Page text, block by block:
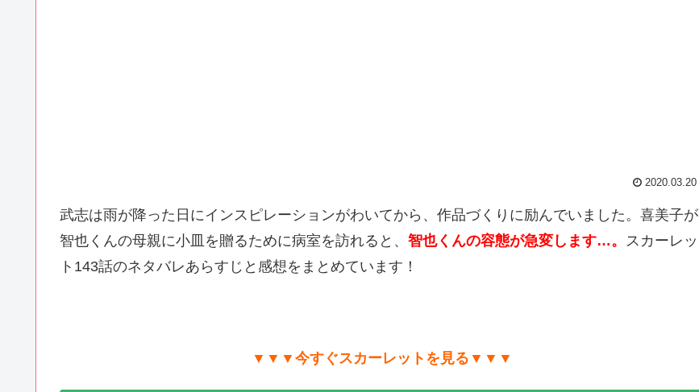
2020.03.20
武志は雨が降った日にインスピレーションがわいてから、作品づくりに励んでいました。喜美子が
智也くんの母親に小皿を贈るために病室を訪れると、 智也くんの容態が急変します…。
スカーレッ
ト143話のネタバレあらすじと感想をまとめています！
▼▼▼今すぐスカーレットを見る▼▼▼